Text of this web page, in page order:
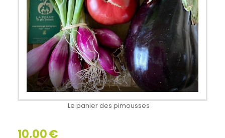
Le panier des pimousses
10,00€